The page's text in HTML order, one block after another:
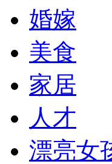
婚嫁
美食
家居
人才
漂亮女